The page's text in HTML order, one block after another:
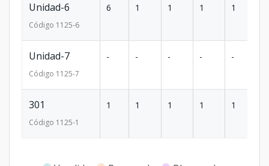
Unidad-6
Código 1125-6
6 1 1 1 1
Unidad-7
Código 1125-7
- - - - -
301
Código 1125-1
1 1 1 1 1